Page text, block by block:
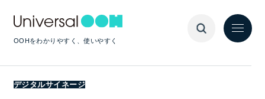
OOHをわかりやすく、使いやすく
デジタルサイネージ